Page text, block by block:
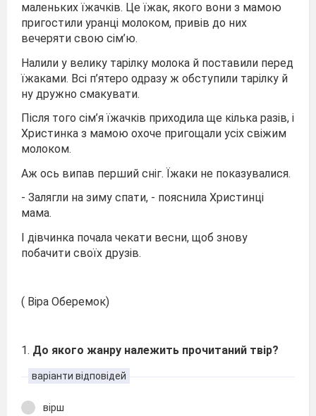
маленьких їжачків. Це їжак, якого вони з мамою
пригостили уранці молоком, привів до них
вечеряти свою сім’ю.
Налили у велику тарілку молока й поставили перед
їжаками. Всі п’ятеро одразу ж обступили тарілку й
ну дружно смакувати.
Після того сім’я їжачків приходила ще кілька разів, і
Христинка з мамою охоче пригощали усіх свіжим
молоком.
Аж ось випав перший сніг. Їжаки не показувалися.
- Залягли на зиму спати, - пояснила Христинці
мама.
І дівчинка почала чекати весни, щоб знову
побачити своїх друзів.
( Віра Оберемок)
1. До якого жанру належить прочитаний твір?
варіанти відповідей
вірш